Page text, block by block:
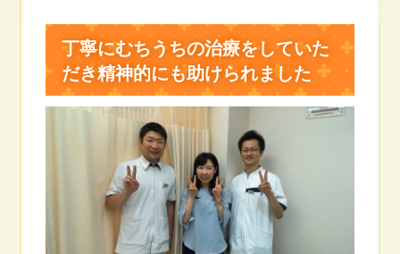
丁寧にむちうちの治療をしていた
だき精神的にも助けられました